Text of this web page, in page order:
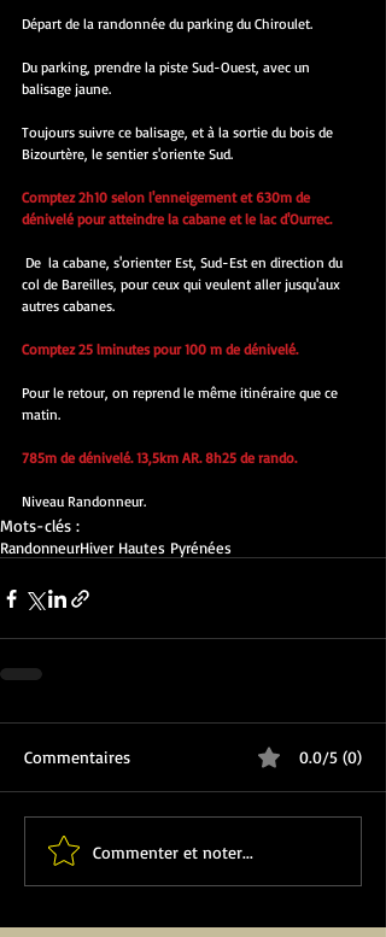
Départ de la randonnée du parking du Chiroulet.
Du parking, prendre la piste Sud-Ouest, avec un
balisage jaune.
Toujours suivre ce balisage, et à la sortie du bois de
Bizourtère, le sentier s'oriente Sud.
Comptez 2h10 selon l'enneigement et 630m de
dénivelé pour atteindre la cabane et le lac d'Ourrec.
col de Bareilles, pour ceux qui veulent aller jusqu'aux
autres cabanes.
Comptez 25 lminutes pour 100 m de dénivelé.
Pour le retour, on reprend le même itinéraire que ce
matin.
785m de dénivelé. 13,5km AR. 8h25 de rando.
Niveau Randonneur.
Mots-clés :
RandonneurHiver Hautes Pyrénées
Commentaires 0.0/5 (0)
Commenter et noter...